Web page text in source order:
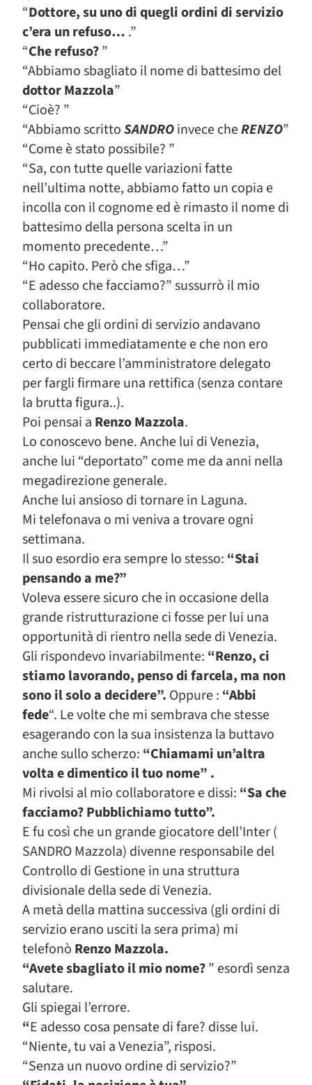
“Dottore, su uno di quegli ordini di servizio
c’era un refuso… .”
“Che refuso?”
“Abbiamo sbagliato il nome di battesimo del
dottor Mazzola”
“Cioè? ”
“Abbiamo scrittoSANDROinvece cheRENZO”
“Come è stato possibile? ”
“Sa, con tutte quelle variazioni fatte
nell’ultima notte, abbiamo fatto un copia e
incolla con il cognome ed è rimasto il nome di
battesimo della persona scelta in un
momento precedente…”
“Ho capito. Però che sfiga…”
“E adesso che facciamo?” sussurrò il mio
collaboratore.
Pensai che gli ordini di servizio andavano
pubblicati immediatamente e che non ero
certo di beccare l’amministratore delegato
per fargli firmare una rettifica (senza contare
la brutta figura..).
Poi pensai a Renzo Mazzola.
Lo conoscevo bene. Anche lui di Venezia,
anche lui “deportato” come me da anni nella
megadirezione generale.
Anche lui ansioso di tornare in Laguna.
Mi telefonava o mi veniva a trovare ogni
settimana.
Il suo esordio era sempre lo stesso: “Stai
pensando a me?”
Voleva essere sicuro che in occasione della
grande ristrutturazione ci fosse per lui una
opportunità di rientro nella sede di Venezia.
Gli rispondevo invariabilmente: “Renzo, ci
stiamo lavorando, penso di farcela, ma non
sono il solo a decidere”. Oppure : “Abbi
fede“. Le volte che mi sembrava che stesse
esagerando con la sua insistenza la buttavo
anche sullo scherzo: “Chiamami un’altra
volta e dimentico il tuo nome” .
Mi rivolsi al mio collaboratore e dissi: “Sa che
facciamo? Pubblichiamo tutto”.
E fu così che un grande giocatore dell’Inter (
SANDRO Mazzola) divenne responsabile del
Controllo di Gestione in una struttura
divisionale della sede di Venezia.
A metà della mattina successiva (gli ordini di
servizio erano usciti la sera prima) mi
telefonò Renzo Mazzola.
“Avete sbagliato il mio nome?” esordì senza
salutare.
Gli spiegai l’errore.
“E adesso cosa pensate di fare? disse lui.
“Niente, tu vai a Venezia”, risposi.
“Senza un nuovo ordine di servizio?”